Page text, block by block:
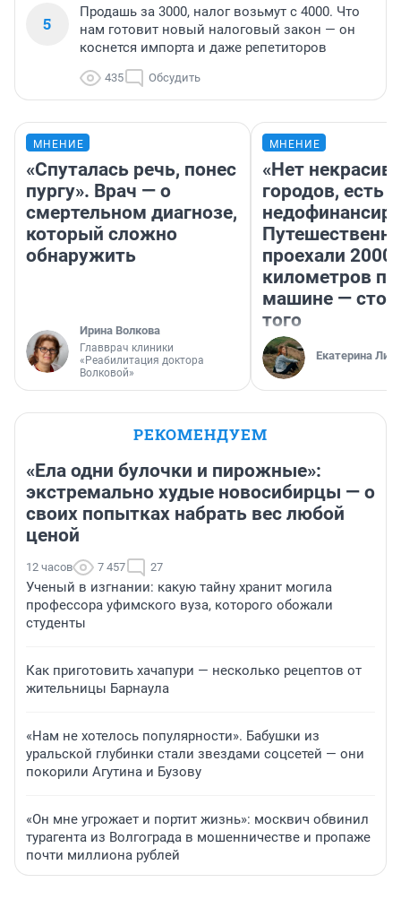
5
Продашь за 3000, налог возьмут с 4000. Что
нам готовит новый налоговый закон — он
коснется импорта и даже репетиторов
435 Обсудить
МНЕНИЕ
«Спуталась речь, понес
пургу». Врач — о
смертельном диагнозе,
который сложно
обнаружить
Ирина Волкова
Главврач клиники
«Реабилитация доктора
Волковой»
МНЕНИЕ
«Нет
городов, есть
проехали 2000
километров по
машине —
того
Екатерина
РЕКОМЕНДУЕМ
«Ела одни булочки и пирожные»:
экстремально худые новосибирцы — о
своих попытках набрать вес любой
ценой
12 часов 7 457 27
Ученый в изгнании: какую тайну хранит могила
профессора уфимского вуза, которого обожали
студенты
Как приготовить хачапури — несколько рецептов от
жительницы Барнаула
«Нам не хотелось популярности». Бабушки из
уральской глубинки стали звездами соцсетей — они
покорили Агутина и Бузову
«Он мне угрожает и портит жизнь»: москвич обвинил
турагента из Волгограда в мошенничестве и пропаже
почти миллиона рублей